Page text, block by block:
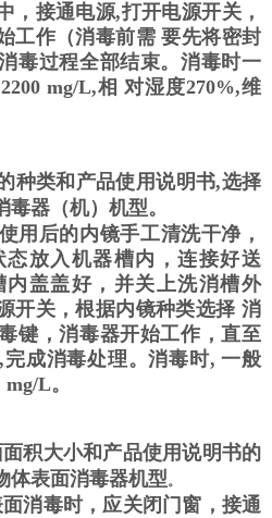
，接通电源,打开电源开关，
工作（消毒前需 要先将密封
毒过程全部结束。消毒时一
2200 mg/L,相 对湿度270%,维
种类和产品使用说明书,选择
器（机）机型。
用后的内镜手工清洗干净，
放入机器槽内，连接好送
盖盖好，并关上洗消槽外
开关，根据内镜种类选择 消
键，消毒器开始工作，直至
成消毒处理。消毒时, 一般
mg/L。
积大小和产品使用说明书的
体表面消毒器机型。
消毒时，应关闭门窗，接通